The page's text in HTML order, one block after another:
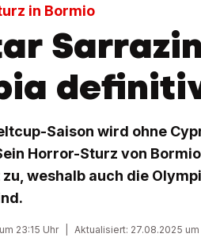
in Bormio
Saison wird ohne
Horror-Sturz von
weshalb auch die
23:15 Uhr Aktualisiert: 27.08.2025 um